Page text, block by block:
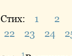
Стих: 1 2
22
23 24